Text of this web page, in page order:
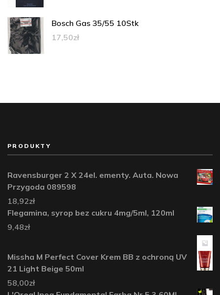
Bosch Gas 35/55 10Stk
17,50zł
PRODUKTY
Ravensburger 2 X 24el. ementy. Auta. Nowa
Przygoda 089598
18,92zł
Flegamina, syrop bez cukru 4mg/5ml, 120ml
9,48zł
Missha M Perfect Cover Krem BB z ochroną UV
21 Light Beige 50ml
58,00zł